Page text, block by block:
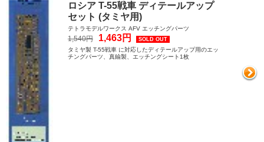
ロシア T-55戦車 ディテールアップ
セット (タミヤ用)
テトラモデルワークス AFV エッチングパーツ
1,540円 1,463円 SOLD OUT
タミヤ製 T-55戦車 に対応したディテールアップ用のエッ
チングパーツ、真鍮製、エッチングシート1枚